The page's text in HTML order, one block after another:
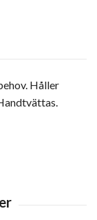
Håller